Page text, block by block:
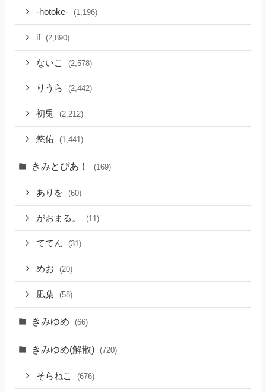
-hotoke- (1,196)
if (2,890)
ないこ (2,578)
りうら (2,442)
初兎 (2,212)
悠佑 (1,441)
きみとぴあ！ (169)
ありを (60)
がおまる。 (11)
ててん (31)
めお (20)
凪葉 (58)
きみゆめ (66)
きみゆめ(解散) (720)
そらねこ (676)